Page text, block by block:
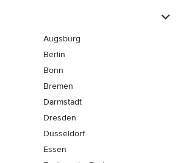
Augsburg
Berlin
Bonn
Bremen
Darmstadt
Dresden
Düsseldorf
Essen